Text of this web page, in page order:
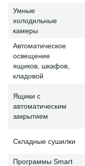
Умные
холодильные
камеры
Автоматическое
освещение
ящиков, шкафов,
кладовой
Ящики с
автоматическим
закрытием
Складные сушилки
Программы Smart